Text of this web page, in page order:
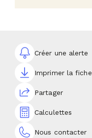
Créer une alerte
Imprimer la fiche
Partager
Calculettes
Nous contacter